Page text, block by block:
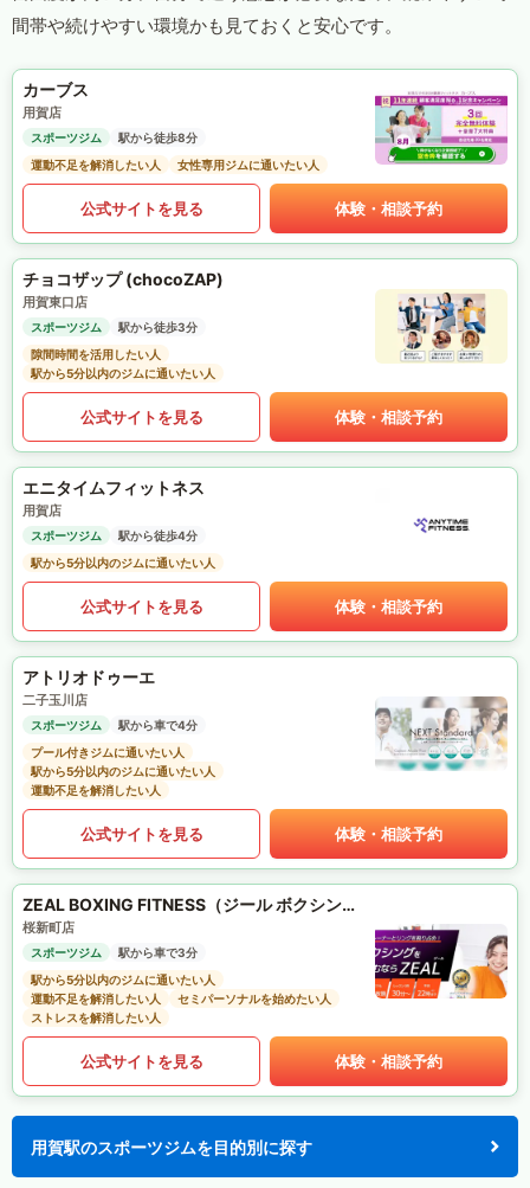
間帯や続けやすい環境かも見ておくと安心です。
カーブス
用賀店
スポーツジム
駅から徒歩8分
運動不足を解消したい人
女性専用ジムに通いたい人
公式サイトを見る 体験・相談予約
チョコザップ (chocoZAP)
用賀東口店
スポーツジム
駅から徒歩3分
隙間時間を活用したい人
駅から5分以内のジムに通いたい人
公式サイトを見る 体験・相談予約
エニタイムフィットネス
用賀店
スポーツジム
駅から徒歩4分
駅から5分以内のジムに通いたい人
公式サイトを見る 体験・相談予約
アトリオドゥーエ
二子玉川店
スポーツジム
駅から車で4分
プール付きジムに通いたい人
駅から5分以内のジムに通いたい人
運動不足を解消したい人
公式サイトを見る 体験・相談予約
ZEAL BOXING FITNESS（ジール ボクシング フィットネス）
桜新町店
スポーツジム
駅から車で3分
駅から5分以内のジムに通いたい人
運動不足を解消したい人
セミパーソナルを始めたい人
ストレスを解消したい人
公式サイトを見る 体験・相談予約
用賀駅のスポーツジムを目的別に探す